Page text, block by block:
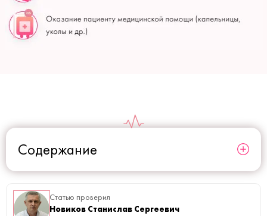
Содержание
Статью проверил
Новиков Станислав Сергеевич